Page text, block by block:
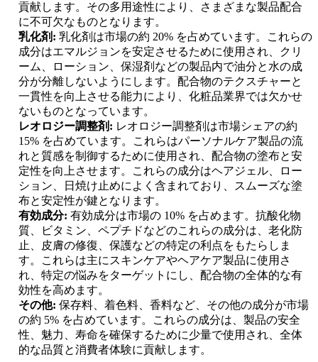
貢献します。その多用途性により、さまざまな製品配合
に不可欠なものとなります。
乳化剤: 乳化剤は市場の約 20% を占めています。これらの
成分はエマルジョンを安定させるために使用され、クリ
ーム、ローション、保湿剤などの製品内で油分と水の成
分が分離しないようにします。配合物のテクスチャーと
一貫性を向上させる能力により、化粧品業界では欠かせ
ないものとなっています。
レオロジー調整剤: レオロジー調整剤は市場シェアの約
15% を占めています。これらはパーソナルケア製品の流
れと質感を制御するために使用され、配合物の塗布と安
定性を向上させます。これらの成分はヘアジェル、ロー
ション、日焼け止めによく含まれており、スムーズな塗
布と安定性が鍵となります。
有効成分: 有効成分は市場の 10% を占めます。抗酸化物
質、ビタミン、ペプチドなどのこれらの成分は、老化防
止、皮膚の修復、保護などの特定の利点をもたらしま
す。これらは主にスキンケアやヘアケア製品に使用さ
れ、特定の悩みをターゲットにし、配合物の全体的な有
効性を高めます。
その他: 保存料、着色料、香料など、その他の成分が市場
の約 5% を占めています。これらの成分は、製品の安全
性、魅力、寿命を確保するために少量で使用され、全体
的な品質と消費者体験に貢献します。